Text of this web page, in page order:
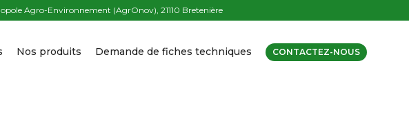
Agro-Environnement (AgrOnov), 21110 Bretenière
Nos produits Demande de fiches techniques CONTACTEZ-NOUS